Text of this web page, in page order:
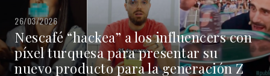
26/03/2026
Nescafé “hackea” a los influencers con
píxel turquesa para presentar su
nuevo producto para la generación Z